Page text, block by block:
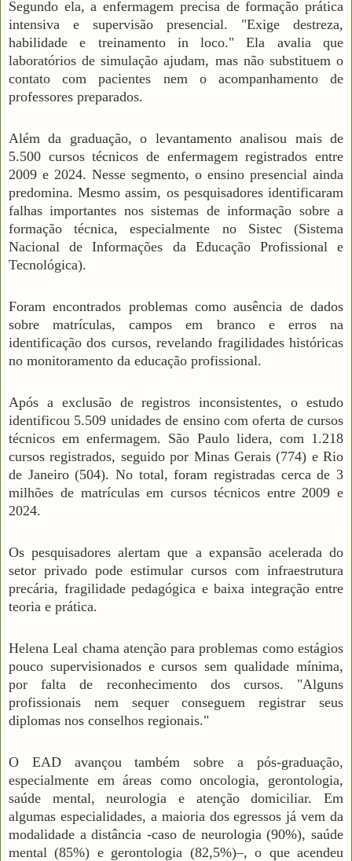
Segundo ela, a enfermagem precisa de formação prática
intensiva e supervisão presencial. "Exige destreza,
habilidade e treinamento in loco." Ela avalia que
laboratórios de simulação ajudam, mas não substituem o
contato com pacientes nem o acompanhamento de
professores preparados.
Além da graduação, o levantamento analisou mais de
5.500 cursos técnicos de enfermagem registrados entre
2009 e 2024. Nesse segmento, o ensino presencial ainda
predomina. Mesmo assim, os pesquisadores identificaram
falhas importantes nos sistemas de informação sobre a
formação técnica, especialmente no Sistec (Sistema
Nacional de Informações da Educação Profissional e
Tecnológica).
Foram encontrados problemas como ausência de dados
sobre matrículas, campos em branco e erros na
identificação dos cursos, revelando fragilidades históricas
no monitoramento da educação profissional.
Após a exclusão de registros inconsistentes, o estudo
identificou 5.509 unidades de ensino com oferta de cursos
técnicos em enfermagem. São Paulo lidera, com 1.218
cursos registrados, seguido por Minas Gerais (774) e Rio
de Janeiro (504). No total, foram registradas cerca de 3
milhões de matrículas em cursos técnicos entre 2009 e
2024.
Os pesquisadores alertam que a expansão acelerada do
setor privado pode estimular cursos com infraestrutura
precária, fragilidade pedagógica e baixa integração entre
teoria e prática.
Helena Leal chama atenção para problemas como estágios
pouco supervisionados e cursos sem qualidade mínima,
por falta de reconhecimento dos cursos. "Alguns
profissionais nem sequer conseguem registrar seus
diplomas nos conselhos regionais."
O EAD avançou também sobre a pós-graduação,
especialmente em áreas como oncologia, gerontologia,
saúde mental, neurologia e atenção domiciliar. Em
algumas especialidades, a maioria dos egressos já vem da
modalidade a distância -caso de neurologia (90%), saúde
mental (85%) e gerontologia (82,5%)–, o que acendeu